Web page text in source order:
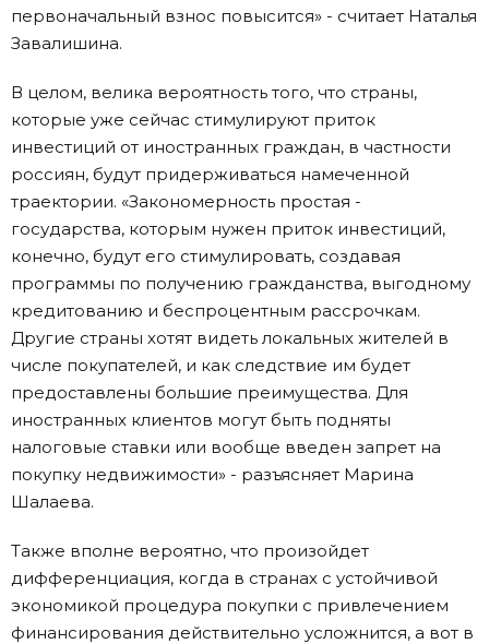
первоначальный взнос повысится» - считает Наталья
Завалишина.
В целом, велика вероятность того, что страны,
которые уже сейчас стимулируют приток
инвестиций от иностранных граждан, в частности
россиян, будут придерживаться намеченной
траектории. «Закономерность простая -
государства, которым нужен приток инвестиций,
конечно, будут его стимулировать, создавая
программы по получению гражданства, выгодному
кредитованию и беспроцентным рассрочкам.
Другие страны хотят видеть локальных жителей в
числе покупателей, и как следствие им будет
предоставлены большие преимущества. Для
иностранных клиентов могут быть подняты
налоговые ставки или вообще введен запрет на
покупку недвижимости» - разъясняет Марина
Шалаева.
Также вполне вероятно, что произойдет
дифференциация, когда в странах с устойчивой
экономикой процедура покупки с привлечением
финансирования действительно усложнится, а вот в